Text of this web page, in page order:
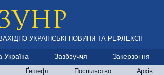
УКРАЇНСЬКІ НОВИНИ ТА РЕФЛЕКСІЇ
Україна Зазбруччя Закерзоння
Ґешефт Поспільство Архів